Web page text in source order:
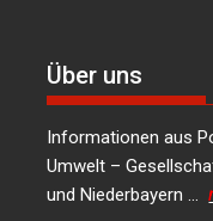
Über uns
Informationen aus
Umwelt –
und Niederbayern …